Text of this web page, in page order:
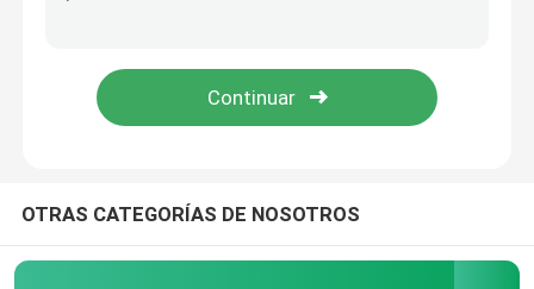
Tejido de bordado de algodón
OTRAS CATEGORÍAS DE NOSOTROS